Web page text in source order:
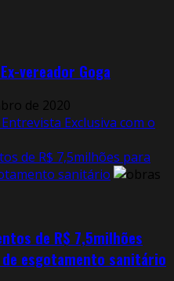
vereador Goga
de 2020
Exclusiva com o
de R$ 7,5milhões para
sanitário
de R$ 7,5milhões
esgotamento sanitário